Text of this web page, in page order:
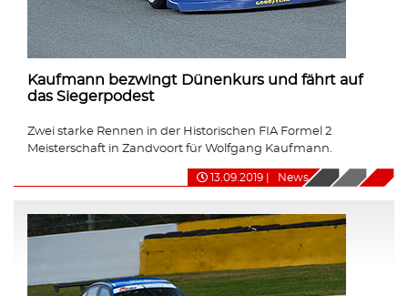
Kaufmann bezwingt Dünenkurs und fährt auf
das Siegerpodest
Zwei starke Rennen in der Historischen FIA Formel 2
Meisterschaft in Zandvoort für Wolfgang Kaufmann.
13.09.2019 News